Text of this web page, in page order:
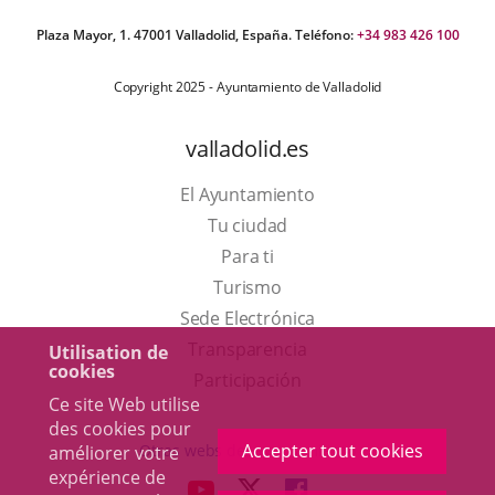
Utilisation de
cookies
Ce site Web utilise
des cookies pour
améliorer votre
expérience de
Accepter tout cookies
Plaza Mayor, 1. 47001 Valladolid, España. Teléfono:+34 983 426 100
Copyright 2025 - Ayuntamiento de Valladolid
valladolid.es
El Ayuntamiento
Tu ciudad
Para ti
TurismoEste
enlace
una
ventana
Sede Electrónica
externa.
Otras webs del ayuntamiento
ENLACEENLACEENLACE